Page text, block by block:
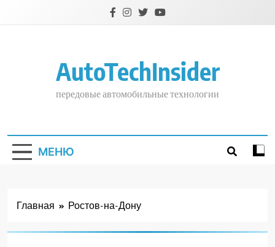
AutoTechInsider
передовые автомобильные технологии
МЕНЮ
Главная Ростов-на-Дону